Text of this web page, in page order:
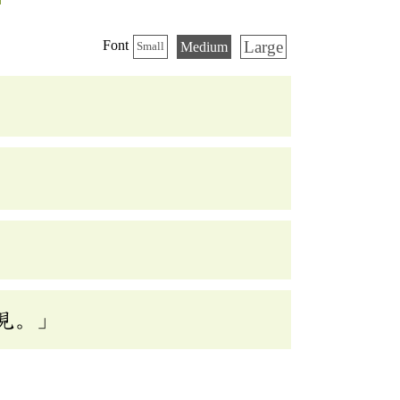
Font Small Medium Large
」